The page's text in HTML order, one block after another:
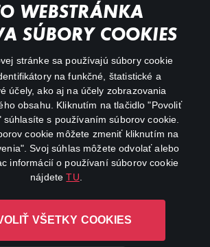
WEBSTRÁNKA
SÚBORY COOKIES
stránke sa používajú súbory cookie
na funkčné, štatistické a
účely, ako aj na účely zobrazovania
obsahu. Kliknutím na tlačidlo "Povoliť
súhlasíte s používaním súborov cookie.
cookie môžete zmeniť kliknutím na
Svoj súhlas môžete odvolať alebo
informácií o používaní súborov cookie
nájdeteTU
VŠETKY COOKIES
à r.l. so sídlom Rue Albert Borschette 4,